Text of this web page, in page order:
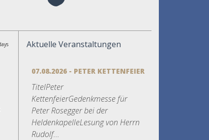
Aktuelle Veranstaltungen
07.08.2026 - PETER KETTENFEIER
TitelPeter
KettenfeierGedenkmesse für
Peter Rosegger bei der
HeldenkapelleLesung von Herrn
Rudolf...